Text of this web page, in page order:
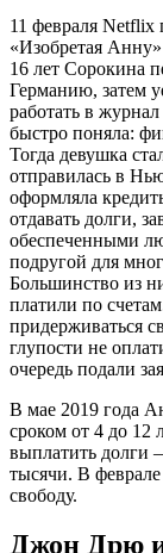
11 февраля Netflix
«Изобретая
16 лет Сорокина
Германию, затем
работать в
быстро поняла:
Тогда девушка
отправилась в
оформляла
отдавать долги,
обеспеченными
подругой для
Большинство из
платили по
придерживаться
глупости не
очередь подали
В мае 2019 года
сроком от 4 до 12
выплатить долги
тысячи. В
свободу.
Джон Дрю